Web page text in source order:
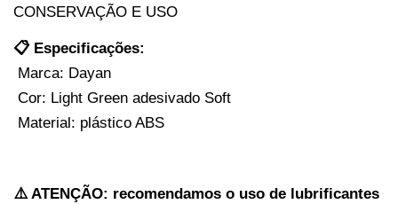
CONSERVAÇÃO E USO
📋 Especificações:
Marca: Dayan
Cor: Light Green adesivado Soft
Material: plástico ABS
⚠️ ATENÇÃO: recomendamos o uso de lubrificantes